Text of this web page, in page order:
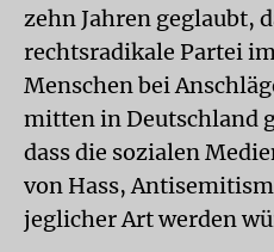
zehn Jahren geglaubt,
rechtsradikale Partei
Menschen bei
mitten in Deutschland
dass die sozialen
von Hass,
jeglicher Art werden